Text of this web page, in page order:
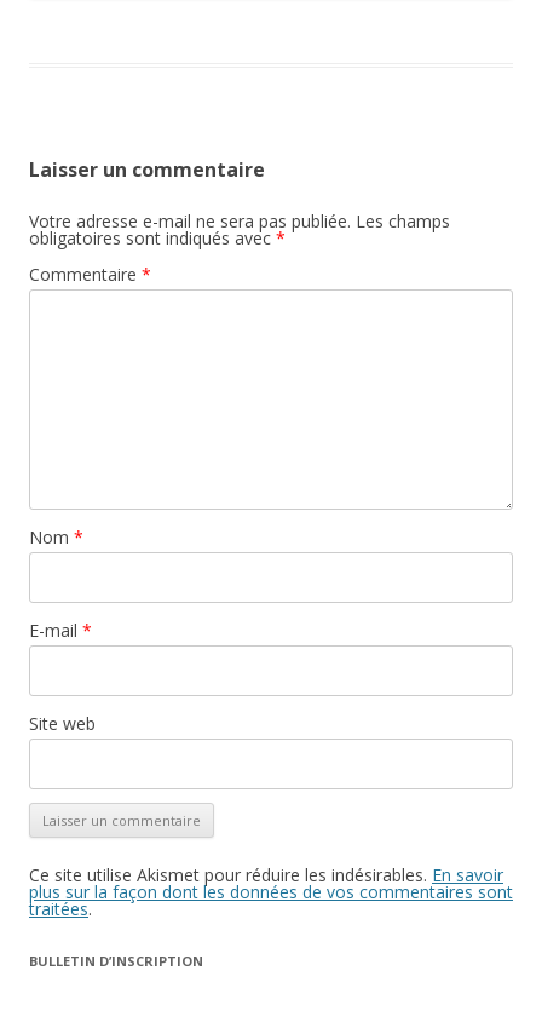
Laisser un commentaire
Votre adresse e-mail ne sera pas publiée. Les champs
obligatoires sont indiqués avec *
Commentaire *
Nom *
E-mail *
Site web
Ce site utilise Akismet pour réduire les indésirables. En savoir
plus sur la façon dont les données de vos commentaires sont
traitées.
BULLETIN D’INSCRIPTION